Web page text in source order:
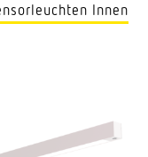
Innen